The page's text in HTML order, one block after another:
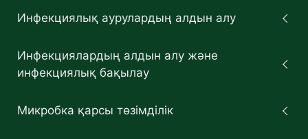
Инфекциялық аурулардың алдын алу
Инфекциялардың алдын алу және
инфекциялық бақылау
Микробка қарсы төзімділік